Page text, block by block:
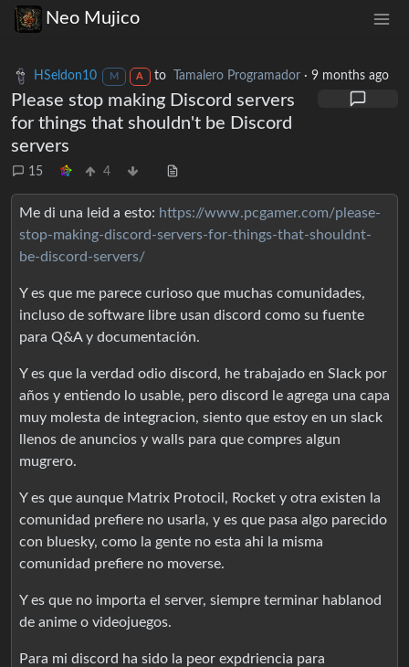
Neo Mujico
HSeldon10 M A to Tamalero Programador ·9 months ago
Please stop making Discord servers
for things that shouldn't be Discord
servers
15 4
Me di una leid a esto: https://www.pcgamer.com/please-
stop-making-discord-servers-for-things-that-shouldnt-
be-discord-servers/
Y es que me parece curioso que muchas comunidades,
incluso de software libre usan discord como su fuente
para Q&A y documentación.
Y es que la verdad odio discord, he trabajado en Slack por
años y entiendo lo usable, pero discord le agrega una capa
muy molesta de integracion, siento que estoy en un slack
llenos de anuncios y walls para que compres algun
mugrero.
Y es que aunque Matrix Protocil, Rocket y otra existen la
comunidad prefiere no usarla, y es que pasa algo parecido
con bluesky, como la gente no esta ahi la misma
comunidad prefiere no moverse.
Y es que no importa el server, siempre terminar hablanod
de anime o videojuegos.
Para mi discord ha sido la peor expdriencia para